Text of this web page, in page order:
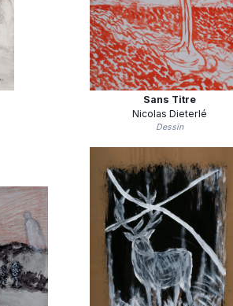
Sans Titre
Nicolas Dieterlé
Dessin